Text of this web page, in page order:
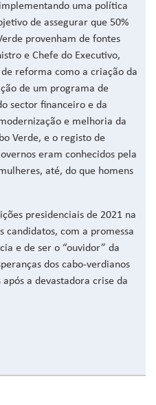
uma política
de assegurar que 50%
provenham de fontes
e Chefe do Executivo,
reforma como a criação da
de um programa de
sector financeiro e da
e melhoria da
Verde, e o registo de
eram conhecidos pela
até, do que homens
presidenciais de 2021 na
com a promessa
e de ser o “ouvidor” da
dos cabo-verdianos
a devastadora crise da